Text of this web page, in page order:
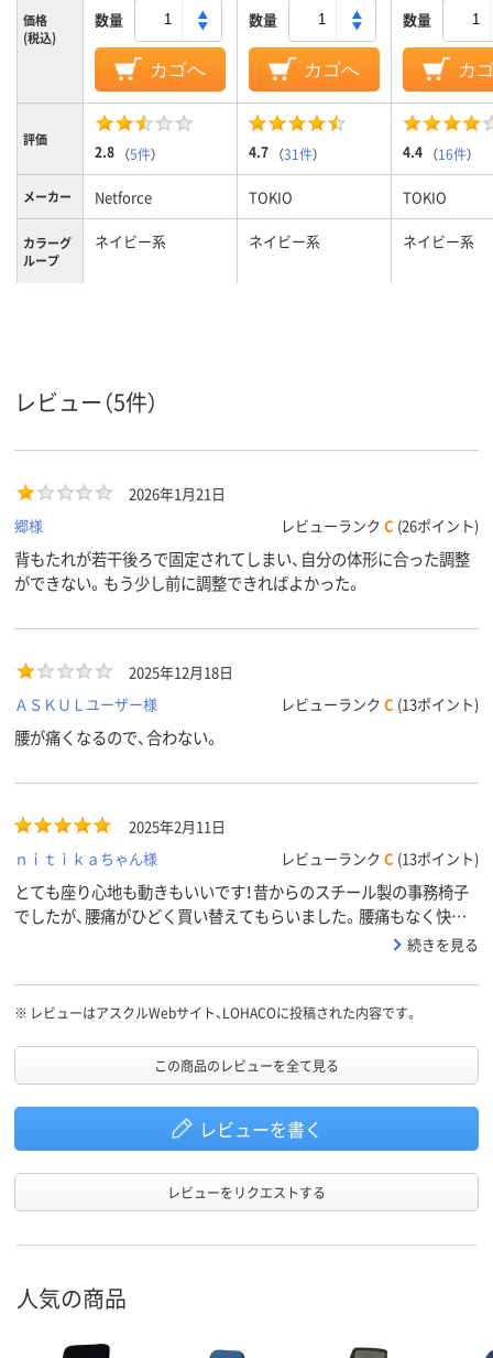
価格
(税込)
数量
カゴへ
数量
カゴへ
数量
カ
評価
2.8 （5件） 4.7 （31件） 4.4 （16件）
メーカー Netforce TOKIO TOKIO
カラーグ
ループ
ネイビー系 ネイビー系 ネイビー系
レビュー（5件）
2026年1月21日
郷様
レビューランク C (26ポイント)
背もたれが若干後ろで固定されてしまい、自分の体形に合った調整
ができない。もう少し前に調整できればよかった。
2025年12月18日
ＡＳＫＵＬユーザー様
レビューランク C (13ポイント)
腰が痛くなるので、合わない。
2025年2月11日
ｎｉｔｉｋａちゃん様
レビューランク C (13ポイント)
とても座り心地も動きもいいです！昔からのスチール製の事務椅子
でしたが、腰痛がひどく買い替えてもらいました。腰痛もなく快適
続きを見る
※ レビューはアスクルWebサイト、LOHACOに投稿された内容です。
この商品のレビューを全て見る
レビューを書く
レビューをリクエストする
人気の商品